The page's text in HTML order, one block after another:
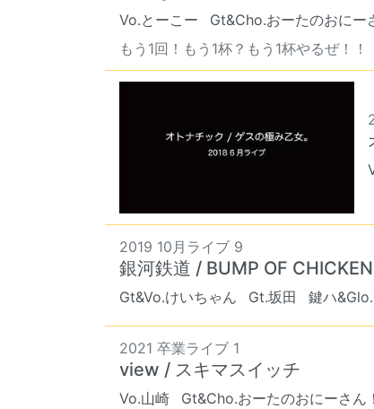
Vo.とーこー Gt&Cho.おーたのおにー
もう1回！もう1杯？もう1杯やるぜ！！
2019 10月ライブ 9
銀河鉄道 / BUMP OF CHICKEN
Gt&Vo.けいちゃん Gt.坂田 鍵ハ
2021 卒業ライブ 1
view / スキマスイッチ
Vo.山崎 Gt&Cho.おーたのおにーさん！